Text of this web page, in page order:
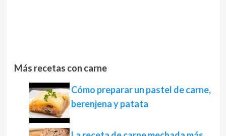
Más recetas con carne
Cómo preparar un pastel de carne,
berenjena y patata